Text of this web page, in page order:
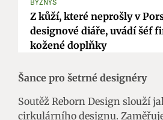
BYZNYS
Z kůží, které neprošly v
designové diáře, uvádí šéf
kožené doplňky
Šance pro šetrné designéry
Soutěž Reborn Design slouží
cirkulárního designu.